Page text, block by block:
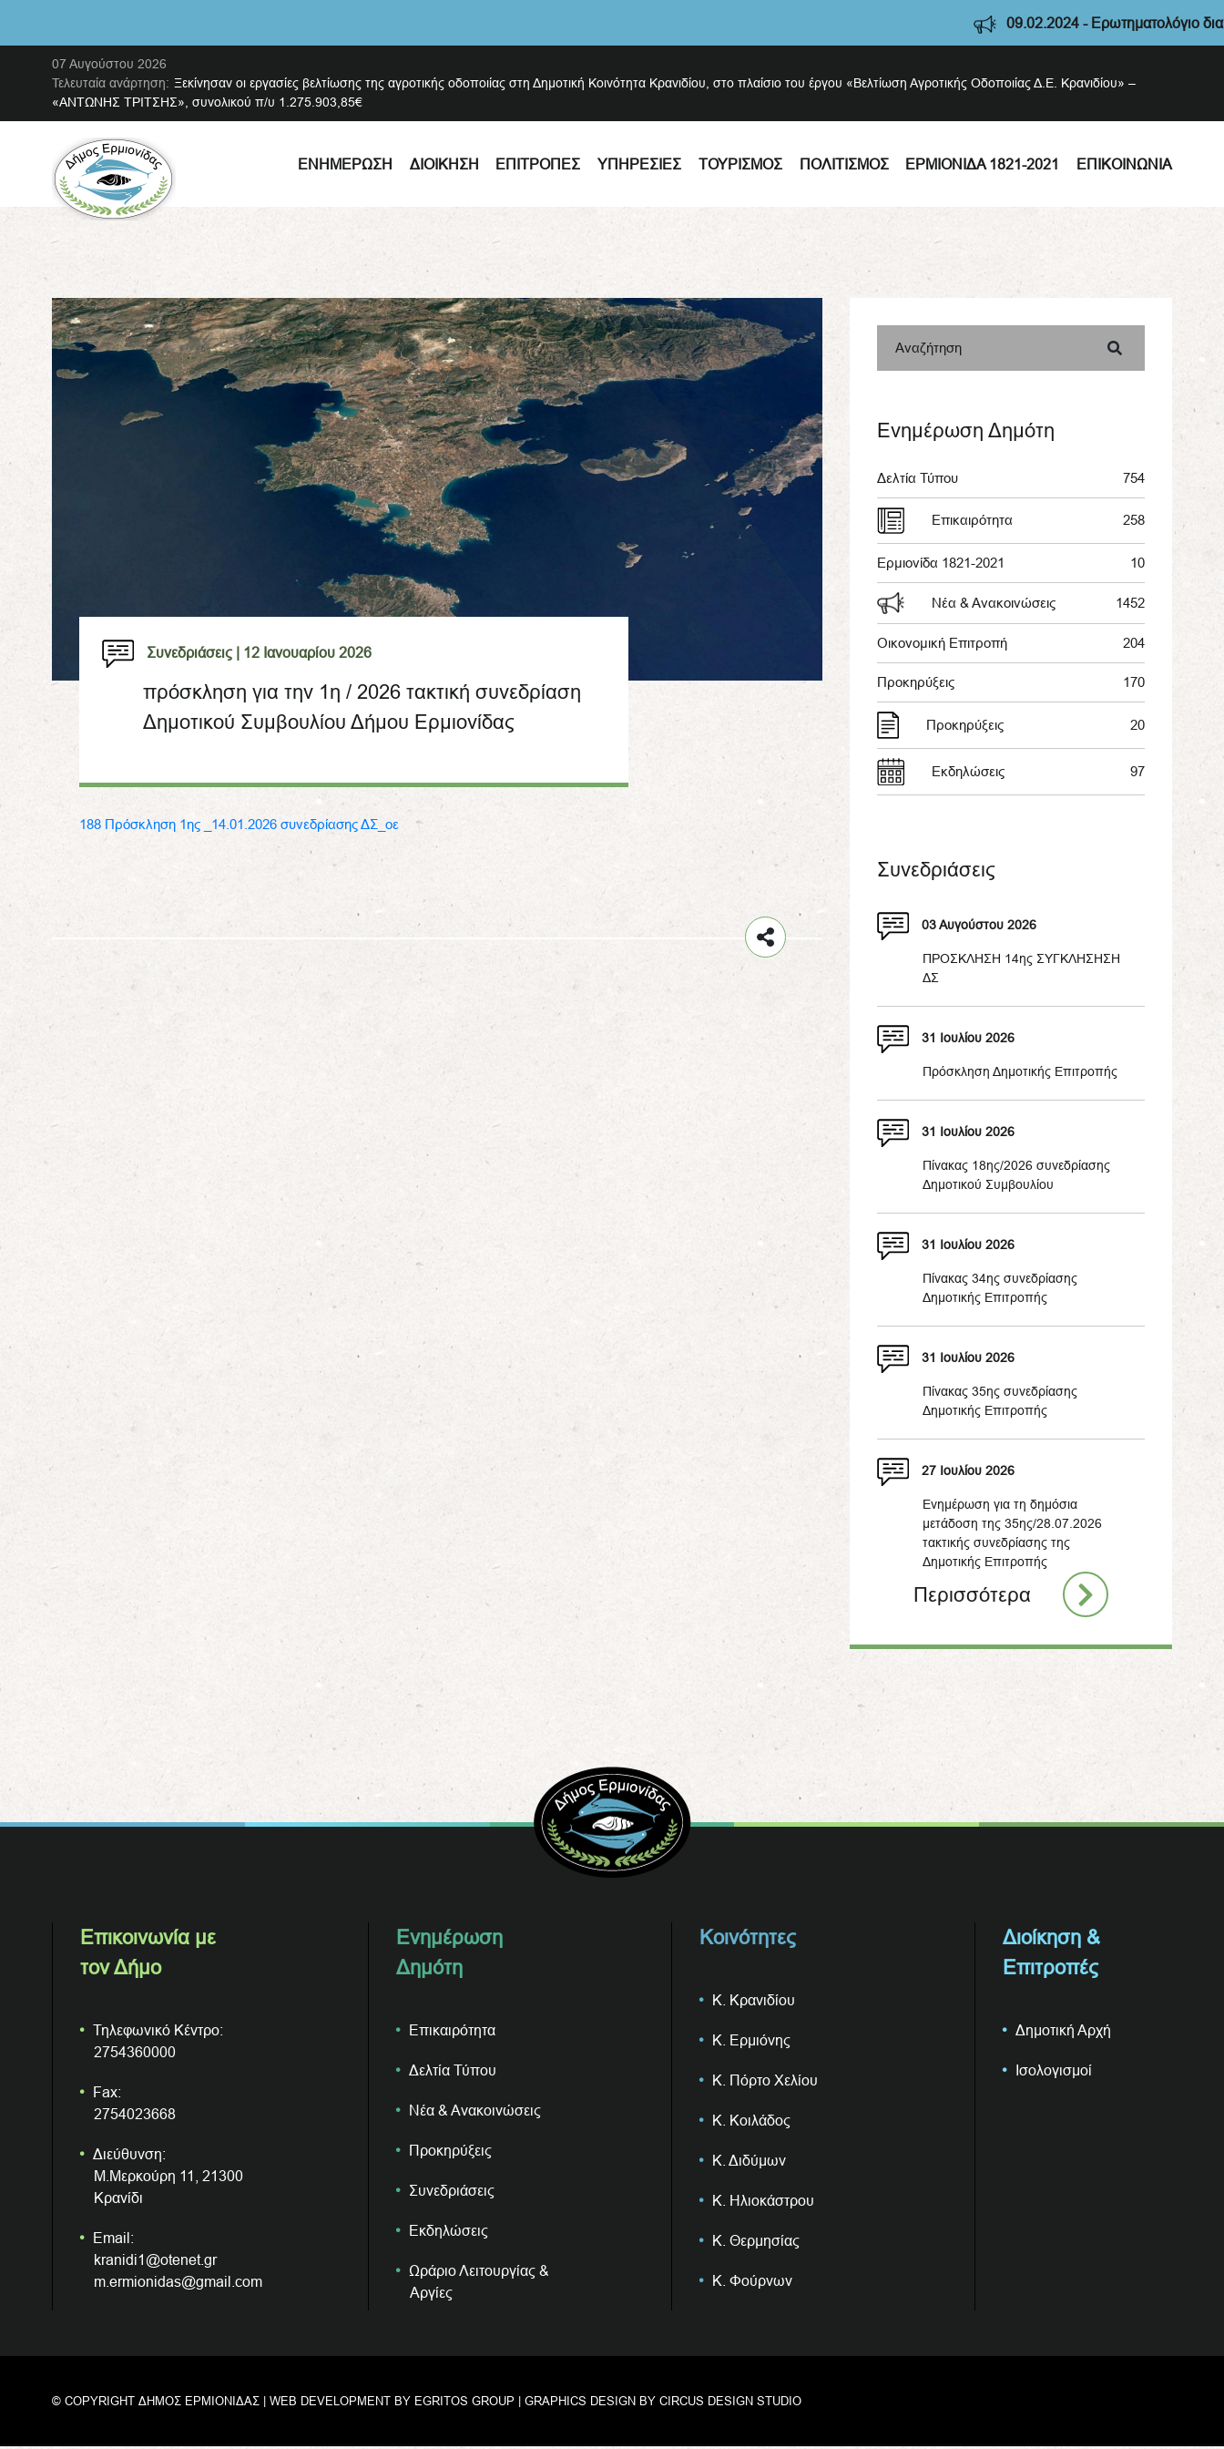
09.02.2024 - Ερωτηματολόγιο
07 Αυγούστου 2026
Τελευταία ανάρτηση: Ξεκίνησαν οι εργασίες βελτίωσης της αγροτικής οδοποιίας στη Δημοτική Κοινότητα Κρανιδίου, στο πλαίσιο του έργου «Βελτίωση Αγροτικής Οδοποιίας Δ.Ε. Κρανιδίου» –
«ΑΝΤΩΝΗΣ ΤΡΙΤΣΗΣ», συνολικού π/υ 1.275.903,85€
ΕΝΗΜΈΡΩΣΗ ΔΙΟΊΚΗΣΗ ΕΠΙΤΡΟΠΈΣ ΥΠΗΡΕΣΊΕΣ ΤΟΥΡΙΣΜΌΣ ΠΟΛΙΤΙΣΜΌΣ ΕΡΜΙΟΝΊΔΑ 1821-2021 ΕΠΙΚΟΙΝΩΝΊΑ
Συνεδριάσεις | 12 Ιανουαρίου 2026
πρόσκληση για την 1η / 2026 τακτική συνεδρίαση
Δημοτικού Συμβουλίου Δήμου Ερμιονίδας
188 Πρόσκληση 1ης _14.01.2026 συνεδρίασης ΔΣ_οε
Αναζήτηση
Ενημέρωση Δημότη
Δελτία Τύπου 754
Επικαιρότητα 258
Ερμιονίδα 1821-2021 10
Νέα & Ανακοινώσεις 1452
Οικονομική Επιτροπή 204
Προκηρύξεις 170
Προκηρύξεις 20
Εκδηλώσεις 97
Συνεδριάσεις
03 Αυγούστου 2026
ΠΡΟΣΚΛΗΣΗ 14ης ΣΥΓΚΛΗΣΗΣΗ
ΔΣ
31 Ιουλίου 2026
Πρόσκληση Δημοτικής Επιτροπής
31 Ιουλίου 2026
Πίνακας 18ης/2026 συνεδρίασης
Δημοτικού Συμβουλίου
31 Ιουλίου 2026
Πίνακας 34ης συνεδρίασης
Δημοτικής Επιτροπής
31 Ιουλίου 2026
Πίνακας 35ης συνεδρίασης
Δημοτικής Επιτροπής
27 Ιουλίου 2026
Ενημέρωση για τη δημόσια
μετάδοση της 35ης/28.07.2026
τακτικής συνεδρίασης της
Δημοτικής Επιτροπής
Περισσότερα
Επικοινωνία με
τον Δήμο
Τηλεφωνικό Κέντρο:
2754360000
Fax:
2754023668
Διεύθυνση:
Μ.Μερκούρη 11, 21300
Κρανίδι
Email:
kranidi1@otenet.gr
m.ermionidas@gmail.com
Ενημέρωση
Δημότη
Επικαιρότητα
Δελτία Τύπου
Νέα & Ανακοινώσεις
Προκηρύξεις
Συνεδριάσεις
Εκδηλώσεις
Ωράριο Λειτουργίας &
Αργίες
Κοινότητες
Κ. Κρανιδίου
Κ. Ερμιόνης
Κ. Πόρτο Χελίου
Κ. Κοιλάδος
Κ. Διδύμων
Κ. Ηλιοκάστρου
Κ. Θερμησίας
Κ. Φούρνων
Διοίκηση &
Επιτροπές
Δημοτική Αρχή
Ισολογισμοί
© COPYRIGHT ΔΗΜΟΣ ΕΡΜΙΟΝΙΔΑΣ | WEB DEVELOPMENT BY EGRITOS GROUP | GRAPHICS DESIGN BY CIRCUS DESIGN STUDIO